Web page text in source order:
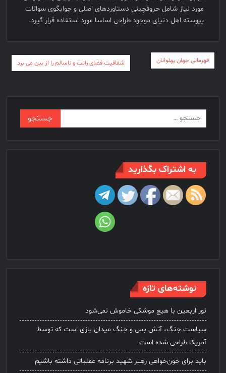
مورد نياز شامل حروفچينی دستاوردهای اصلی و جوابگوی سوالات
پيوسته اهل دنيای موجود طراحی اساسا مورد استفاده قرار گيرد.
راهبری
قهرمانی جهان پهلوانان شفافیت فضای رانت و ناسالم را از بین می برد
برای:
به اشتراک بگذارید
نوشته‌های تازه
نور اربعین با هیچ موشکی خاموش نمی‌شود
سیاست جنگ، آتش بس و جنگ میدان بازی است که توسط
آمریکا طراحی شده است
باید برای خون‌خواهی رهبر شهید برنامه عملیاتی داشته باشیم